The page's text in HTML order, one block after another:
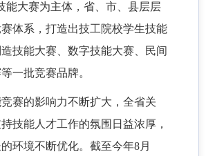
能大赛为主体，省、市、县层层
体系，打造出技工院校学生技能
技能大赛、数字技能大赛、民间
一批竞赛品牌。
赛的影响力不断扩大，全省关
技能人才工作的氛围日益浓厚，
环境不断优化。截至今年8月